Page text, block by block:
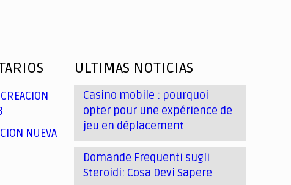
CREACION
NUEVA
ULTIMAS NOTICIAS
Casino mobile : pourquoi
opter pour une expérience de
jeu en déplacement
Domande Frequenti sugli
Steroidi: Cosa Devi Sapere